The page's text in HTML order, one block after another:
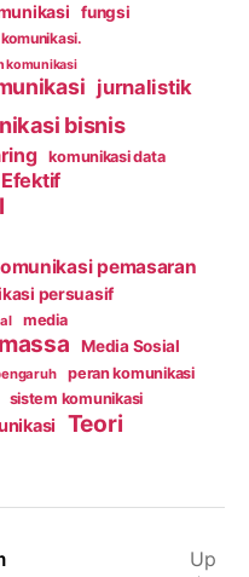
fungsi
komunikasi
jurnalistik
bisnis
komunikasi data
pemasaran
persuasif
media
Media Sosial
peran komunikasi
sistem komunikasi
Teori
Up